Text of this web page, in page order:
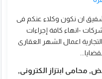
ان نكون وكلاء عنكم فى
-انهاء كافة إجراءات
اعمال الشهر العقارى
محامى ابتزاز الكترونى,